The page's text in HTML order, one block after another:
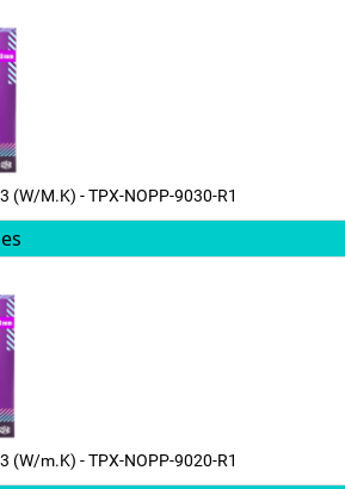
(W/M.K) - TPX-NOPP-9030-R1
(W/m.K) - TPX-NOPP-9020-R1